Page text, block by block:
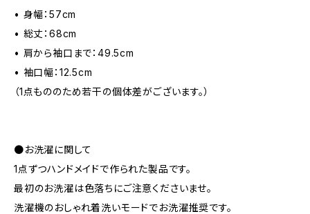
• 身幅：57cm
• 総丈：68cm
• 肩から袖口まで：49.5cm
• 袖口幅：12.5cm
（1点もののため若干の個体差がございます。）
●お洗濯に関して
1点ずつハンドメイドで作られた製品です。
最初のお洗濯は色落ちにご注意くださいませ。
洗濯機のおしゃれ着洗いモードでお洗濯推奨です。